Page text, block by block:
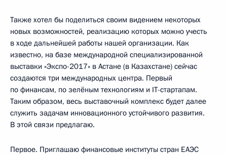
Также хотел бы поделиться своим видением некоторых
новых возможностей, реализацию которых можно учесть
в ходе дальнейшей работы нашей организации. Как
известно, на базе международной специализированной
выставки «Экспо-2017» в Астане (в Казахстане) сейчас
создаются три международных центра. Первый
по финансам, по зелёным технологиям и IT-стартапам.
Таким образом, весь выставочный комплекс будет далее
служить задачам инновационного устойчивого развития.
В этой связи предлагаю.
Первое. Приглашаю финансовые институты стран ЕАЭС